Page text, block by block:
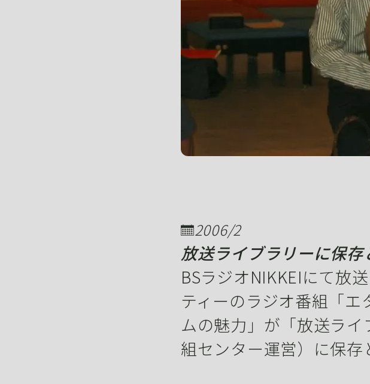
2006/2
放送ライブラリーに保存
BSラジオNIKKEIにて放
ティーのラジオ番組「
ムの魅力」が「放送ラ
組センター運営）に保存